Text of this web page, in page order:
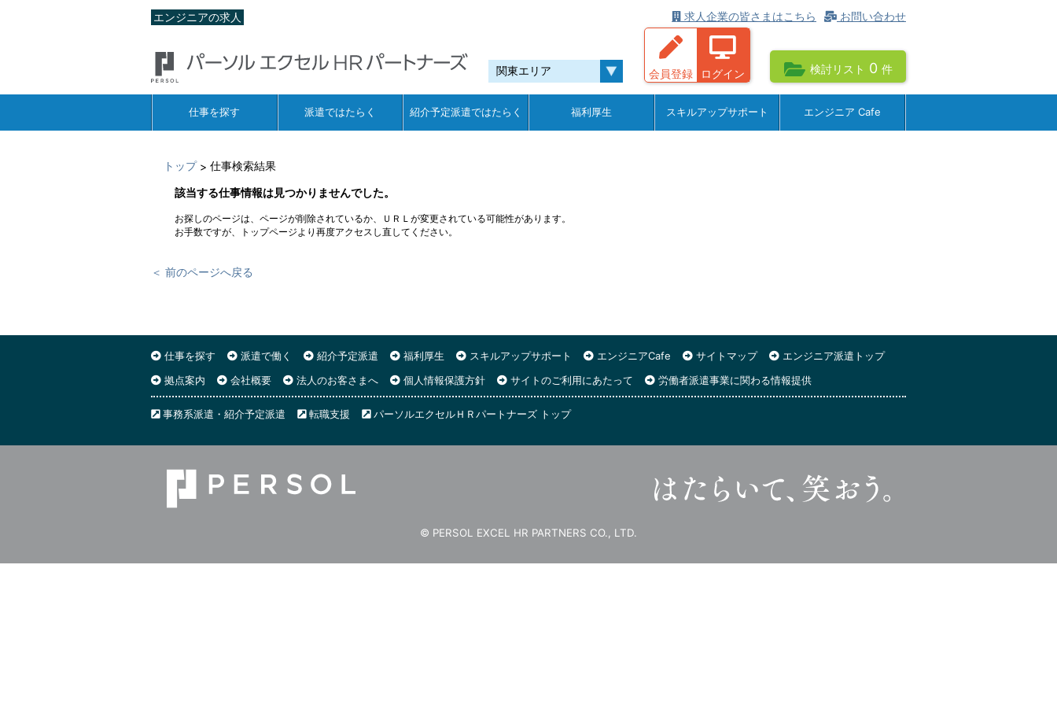
エンジニアの求人 お問い合わせ
求人企業の皆さまはこちら
会員登録 ログイン 検討リスト 0 件
仕事を探す 派遣ではたらく 紹介予定派遣ではたらく 福利厚生 スキルアップサポート エンジニア Cafe
トップ > 仕事検索結果
該当する仕事情報は見つかりませんでした。
お探しのページは、ページが削除されているか、ＵＲＬが変更されている可能性があります。
お手数ですが、トップページより再度アクセスし直してください。
＜ 前のページへ戻る
仕事を探す 派遣で働く 紹介予定派遣 福利厚生 スキルアップサポート エンジニアCafe サイトマップ
エンジニア派遣トップ
拠点案内
会社概要 法人のお客さまへ 個人情報保護方針 サイトのご利用にあたって 労働者派遣事業に関わる情報提供
事務系派遣・紹介予定派遣 転職支援 パーソルエクセルＨＲパートナーズ トップ
© PERSOL EXCEL HR PARTNERS CO., LTD.